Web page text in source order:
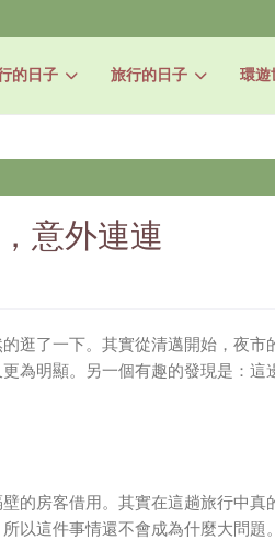
的日子 旅行的日子 環遊
意外連連
逛了一下。其實從清邁開始，夜市
為明顯。另一個有趣的發現是：這
的房客借用。其實在這趟旅行中真
以這件事情還不會成為什麼大問題。